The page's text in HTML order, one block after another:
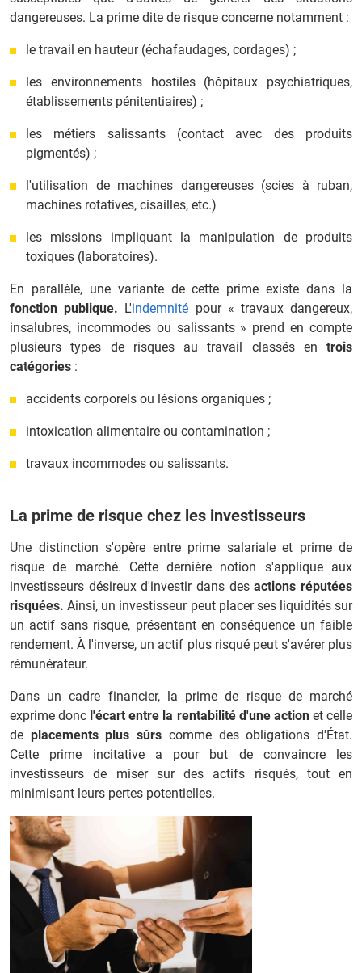
dangereuses. La prime dite de risque concerne notamment :
le travail en hauteur (échafaudages, cordages) ;
les environnements hostiles (hôpitaux psychiatriques,
établissements pénitentiaires) ;
les métiers salissants (contact avec des produits
pigmentés) ;
l'utilisation de machines dangereuses (scies à ruban,
machines rotatives, cisailles, etc.)
les missions impliquant la manipulation de produits
toxiques (laboratoires).
En parallèle, une variante de cette prime existe dans la
fonction publique. L'indemnité pour « travaux dangereux,
insalubres, incommodes ou salissants » prend en compte
plusieurs types de risques au travail classés en trois
catégories :
accidents corporels ou lésions organiques ;
intoxication alimentaire ou contamination ;
travaux incommodes ou salissants.
La prime de risque chez les investisseurs
Une distinction s'opère entre prime salariale et prime de
risque de marché. Cette dernière notion s'applique aux
investisseurs désireux d'investir dans desactions réputées
risquées. Ainsi, un investisseur peut placer ses liquidités sur
un actif sans risque, présentant en conséquence un faible
rendement. À l'inverse, un actif plus risqué peut s'avérer plus
rémunérateur.
Dans un cadre financier, la prime de risque de marché
exprime donc l'écart entre la rentabilité d'une actionet celle
de placements plus sûrs comme des obligations d'État.
Cette prime incitative a pour but de convaincre les
investisseurs de miser sur des actifs risqués, tout en
minimisant leurs pertes potentielles.